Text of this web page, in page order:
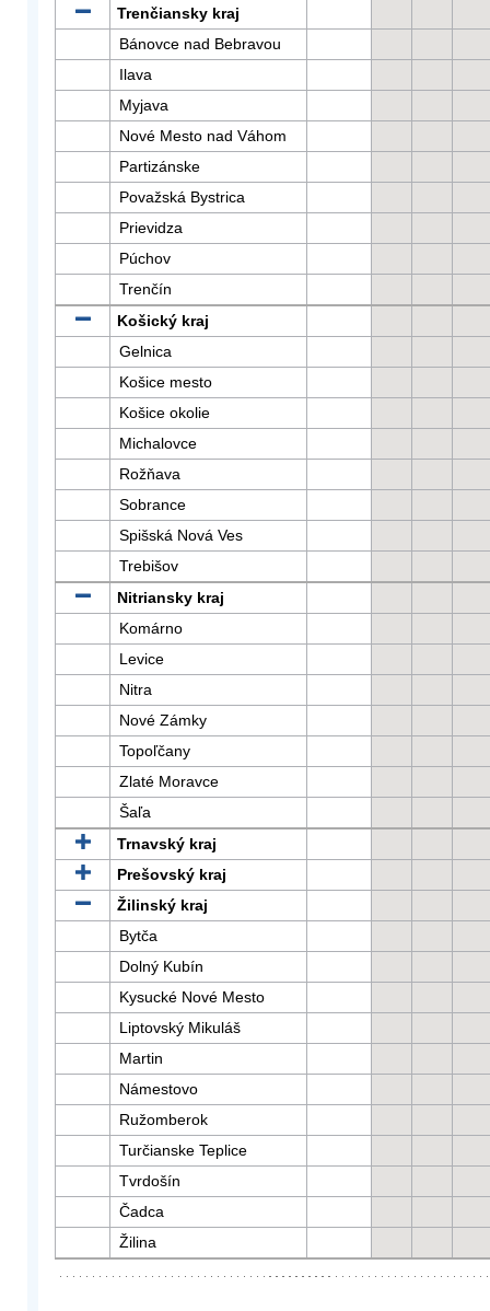
Trenčiansky kraj
Bánovce nad Bebravou
Ilava
Myjava
Nové Mesto nad Váhom
Partizánske
Považská Bystrica
Prievidza
Púchov
Trenčín
Košický kraj
Gelnica
Košice mesto
Košice okolie
Michalovce
Rožňava
Sobrance
Spišská Nová Ves
Trebišov
Nitriansky kraj
Komárno
Levice
Nitra
Nové Zámky
Topoľčany
Zlaté Moravce
Šaľa
Trnavský kraj
Prešovský kraj
Žilinský kraj
Bytča
Dolný Kubín
Kysucké Nové Mesto
Liptovský Mikuláš
Martin
Námestovo
Ružomberok
Turčianske Teplice
Tvrdošín
Čadca
Žilina